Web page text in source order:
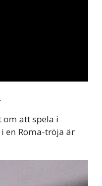
om att spela i
en Roma-tröja är